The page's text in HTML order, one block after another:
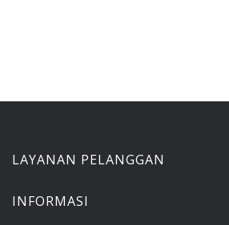
LAYANAN PELANGGAN
INFORMASI